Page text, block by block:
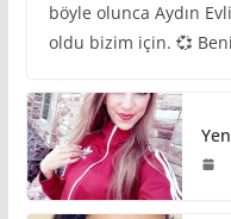
böyle olunca Aydın
oldu bizim için. 💞